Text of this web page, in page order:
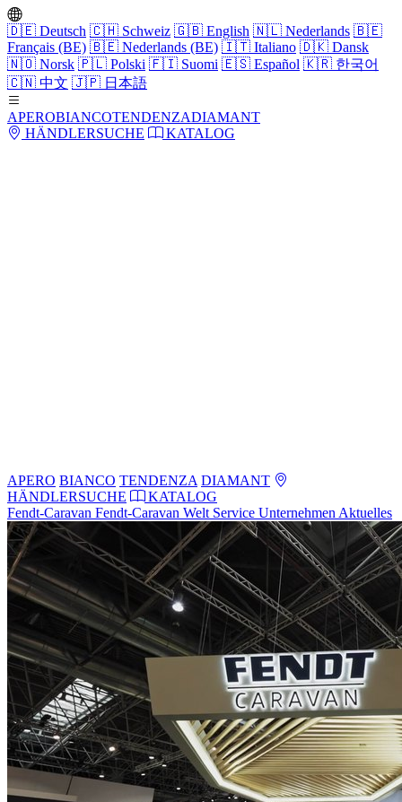
🇩🇪 Deutsch 🇨🇭 Schweiz 🇬🇧 English 🇳🇱 Nederlands 🇧🇪
Français (BE) 🇧🇪 Nederlands (BE) 🇮🇹 Italiano 🇩🇰 Dansk
🇳🇴 Norsk 🇵🇱 Polski 🇫🇮 Suomi 🇪🇸 Español 🇰🇷 한국어
🇨🇳 中文 🇯🇵 日本語
APEROBIANCOTENDENZADIAMANT
HÄNDLERSUCHE
KATALOG
APERO BIANCO TENDENZA DIAMANT
HÄNDLERSUCHE
KATALOG
Fendt-Caravan Fendt-Caravan Welt Service Unternehmen Aktuelles